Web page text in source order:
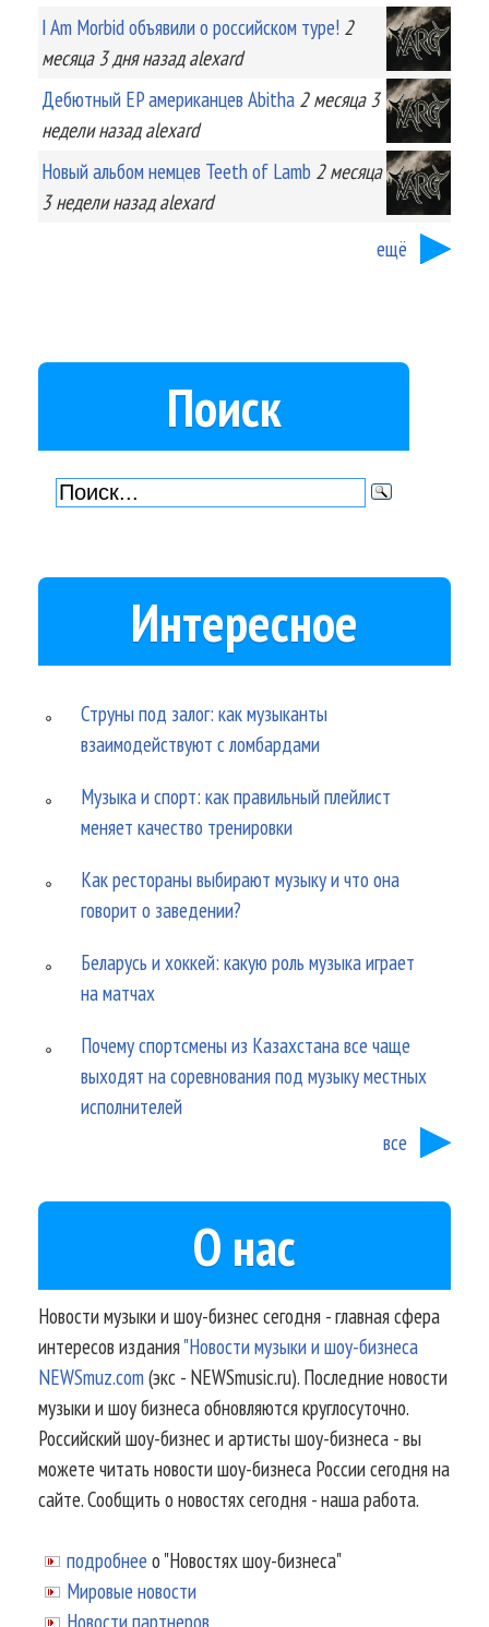
I Am Morbid объявили о российском туре! 2
месяца 3 дняназад alexard
Дебютный EP американцев Abitha 2 месяца 3
неделиназад alexard
Новый альбом немцев Teeth of Lamb 2 месяца
3 неделиназад alexard
ещё
Поиск
Интересное
Струны под залог: как музыканты
взаимодействуют с ломбардами
Музыка и спорт: как правильный плейлист
меняет качество тренировки
Как рестораны выбирают музыку и что она
говорит о заведении?
Беларусь и хоккей: какую роль музыка играет
на матчах
Почему спортсмены из Казахстана все чаще
выходят на соревнования под музыку местных
исполнителей
все
О нас
Новости музыки и шоу-бизнес сегодня - главная сфера
интересов издания"Новости музыки и шоу-бизнеса
NEWSmuz.com(экс - NEWSmusic.ru). Последние новости
музыки и шоу бизнеса обновляются круглосуточно.
Российский шоу-бизнес и артисты шоу-бизнеса - вы
можете читать новости шоу-бизнеса России сегодня на
сайте. Сообщить о новостях сегодня - наша работа.
подробнее о "Новостях шоу-бизнеса"
Мировые новости
Новости партнеров